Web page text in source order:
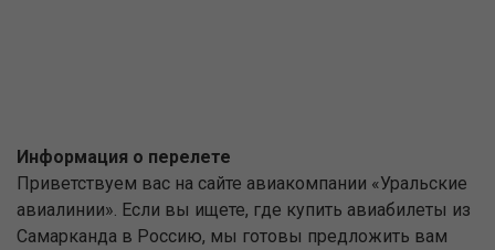
Информация о перелете
Приветствуем вас на сайте авиакомпании «Уральские
авиалинии». Если вы ищете, где купить авиабилеты из
Самарканда в Россию, мы готовы предложить вам